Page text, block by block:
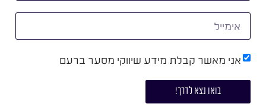
אני מאשר קבלת מידע שיווקי מסער ברעם
בואו נצא לדרך!